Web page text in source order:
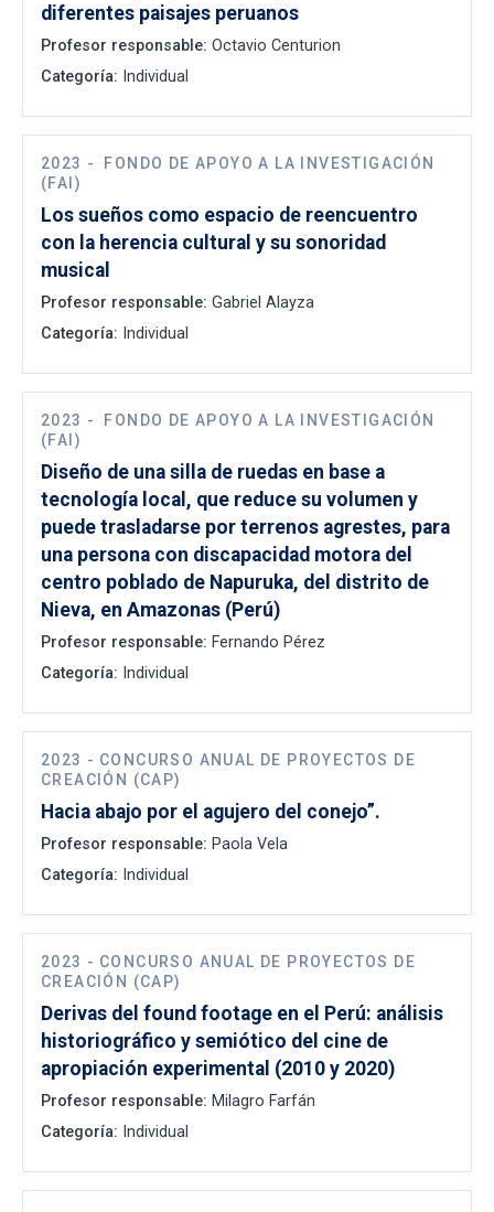
diferentes paisajes peruanos
Profesor responsable: Octavio Centurion
Categoría: Individual
2023 -
FONDO DE APOYO A LA INVESTIGACIÓN
(FAI)
Los sueños como espacio de reencuentro
con la herencia cultural y su sonoridad
musical
Profesor responsable: Gabriel Alayza
Categoría: Individual
2023 -
FONDO DE APOYO A LA INVESTIGACIÓN
(FAI)
Diseño de una silla de ruedas en base a
tecnología local, que reduce su volumen y
puede trasladarse por terrenos agrestes, para
una persona con discapacidad motora del
centro poblado de Napuruka, del distrito de
Nieva, en Amazonas (Perú)
Profesor responsable: Fernando Pérez
Categoría: Individual
2023 - CONCURSO ANUAL DE PROYECTOS DE
CREACIÓN (CAP)
Hacia abajo por el agujero del conejo”.
Profesor responsable: Paola Vela
Categoría: Individual
2023 - CONCURSO ANUAL DE PROYECTOS DE
CREACIÓN (CAP)
Derivas del found footage en el Perú: análisis
historiográfico y semiótico del cine de
apropiación experimental (2010 y 2020)
Profesor responsable: Milagro Farfán
Categoría: Individual